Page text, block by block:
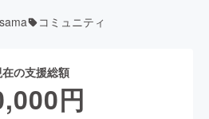
コミュニティ
の支援総額
円